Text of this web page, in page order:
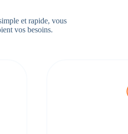
et rapide, vous
vos besoins.